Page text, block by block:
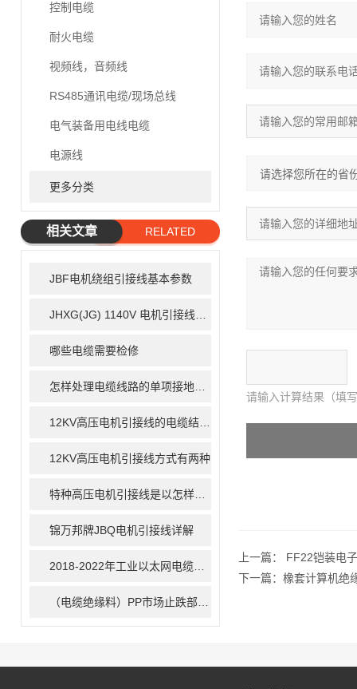
控制电缆
耐火电缆
视频线，音频线
RS485通讯电缆/现场总线
电气装备用电线电缆
电源线
更多分类
相关文章
RELATED
JBF电机绕组引接线基本参数
哪些电缆需要检修
12KV高压电机引接线方式有两种
锦万邦牌JBQ电机引接线详解
请输入计算结果（填
上一篇： FF22铠装电
下一篇： 橡套计算机绝